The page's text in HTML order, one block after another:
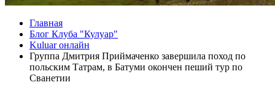
Главная
Блог Клуба "Кулуар"
Kuluar онлайн
Группа Дмитрия Приймаченко завершила поход по
польским Татрам, в Батуми окончен пеший тур по
Сванетии